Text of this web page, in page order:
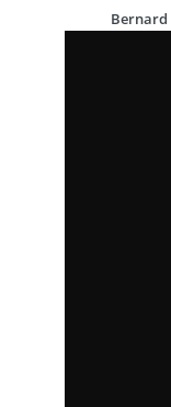
Bernard